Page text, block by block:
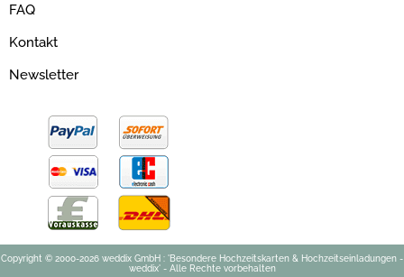
FAQ
Kontakt
Newsletter
Copyright © 2000-2026 weddix GmbH : 'Besondere Hochzeitskarten & Hochzeitseinladungen -
weddix' - Alle Rechte vorbehalten